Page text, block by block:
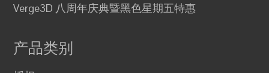
Verge3D 八周年庆典暨黑色星期五特惠
产品类别